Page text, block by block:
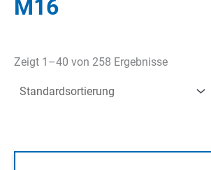
M16
Zeigt 1–40 von 258 Ergebnisse